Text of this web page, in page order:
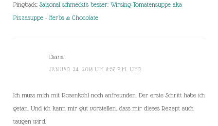
Pingback: Saisonal schmeckt's besser: Wirsing-Tomatensuppe aka
Pizzasuppe - Herbs & Chocolate
Diana
JANUAR 24, 2018 UM 8:57 P.M. UHR
Ich muss mich mit Rosenkohl noch anfreunden. Der erste Schritt habe ich
getan. Und ich kann mir gut vorstellen, dass mir dieses Rezept auch
taugen wird.